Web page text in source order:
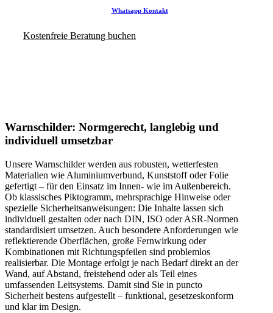
Whatsapp Kontakt
Kostenfreie Beratung buchen
Warnschilder: Normgerecht, langlebig und
individuell umsetzbar
Unsere Warnschilder werden aus robusten, wetterfesten
Materialien wie Aluminiumverbund, Kunststoff oder Folie
gefertigt – für den Einsatz im Innen- wie im Außenbereich.
Ob klassisches Piktogramm, mehrsprachige Hinweise oder
spezielle Sicherheitsanweisungen: Die Inhalte lassen sich
individuell gestalten oder nach DIN, ISO oder ASR-Normen
standardisiert umsetzen. Auch besondere Anforderungen wie
reflektierende Oberflächen, große Fernwirkung oder
Kombinationen mit Richtungspfeilen sind problemlos
realisierbar. Die Montage erfolgt je nach Bedarf direkt an der
Wand, auf Abstand, freistehend oder als Teil eines
umfassenden Leitsystems. Damit sind Sie in puncto
Sicherheit bestens aufgestellt – funktional, gesetzeskonform
und klar im Design.